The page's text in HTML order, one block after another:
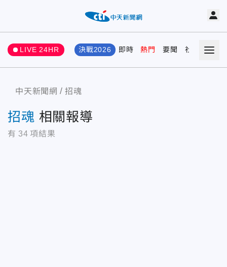
LIVE 24HR 決戰2026 即時 熱門 要聞 社會 娛樂
中天新聞網 招魂
招魂 相關報導
有 34 項結果